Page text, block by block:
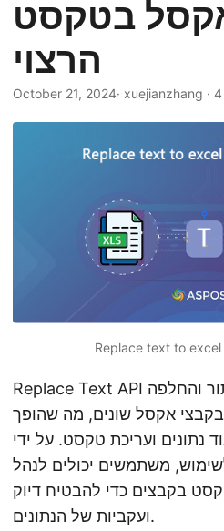
g
a
i
בטקסט
הרצוי
October 21, 2024
Replace text to excel
Replace Text API הוא כלי רב עוצמה לאיתור והחלפה
אקסל שונים, מה שהופך
נתונים ועריכת טקסט. על ידי
משתמשים יכולים לנהל
בקבצים כדי להבטיח דיוק
ועקביות של הנתונים.